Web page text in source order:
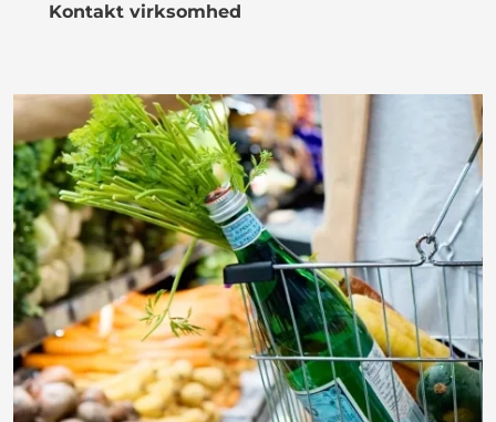
Kontakt virksomhed